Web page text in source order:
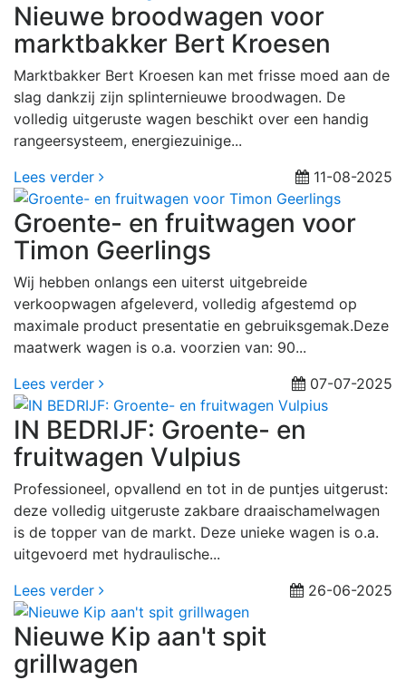
Nieuwe broodwagen voor
marktbakker Bert Kroesen
Marktbakker Bert Kroesen kan met frisse moed aan de
slag dankzij zijn splinternieuwe broodwagen. De
volledig uitgeruste wagen beschikt over een handig
rangeersysteem, energiezuinige...
Lees verder
11-08-2025
Groente- en fruitwagen voor
Timon Geerlings
Wij hebben onlangs een uiterst uitgebreide
verkoopwagen afgeleverd, volledig afgestemd op
maximale product presentatie en gebruiksgemak.Deze
maatwerk wagen is o.a. voorzien van: 90...
Lees verder
07-07-2025
IN BEDRIJF: Groente- en
fruitwagen Vulpius
Professioneel, opvallend en tot in de puntjes uitgerust:
deze volledig uitgeruste zakbare draaischamelwagen
is de topper van de markt. Deze unieke wagen is o.a.
uitgevoerd met hydraulische...
Lees verder
26-06-2025
Nieuwe Kip aan't spit
grillwagen